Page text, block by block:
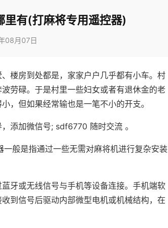
里有(打麻将专用遥控器)
08月07日
楼房到处都是，家家户户几乎都有小车。村
劳碌。于是村里一些妇女或者有退休金的老
，但如果经常输也是一笔不小的开支。
添加微信号; sdf6770 随时交流 。
般是指通过一些无需对麻将机进行复杂安装
牙或无线信号与手机等设备连接。手机端软
到信号后驱动内部微型电机或机械结构，在